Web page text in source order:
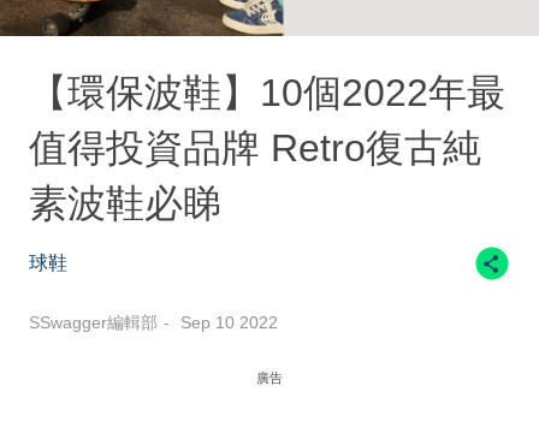
【環保波鞋】10個2022年最
值得投資品牌 Retro復古純
素波鞋必睇
球鞋
SSwagger編輯部 Sep 10 2022
廣告